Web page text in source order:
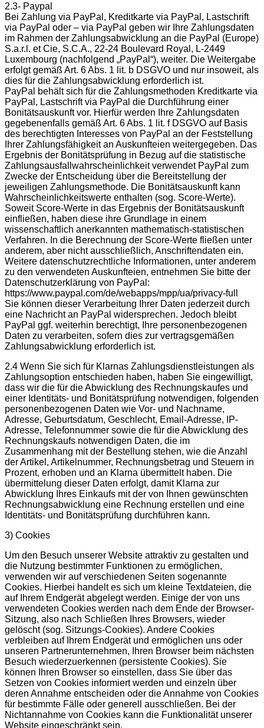
2.3- Paypal
Bei Zahlung via PayPal, Kreditkarte via PayPal, Lastschrift
via PayPal oder – via PayPal geben wir Ihre Zahlungsdaten
im Rahmen der Zahlungsabwicklung an die PayPal (Europe)
S.a.r.l. et Cie, S.C.A., 22-24 Boulevard Royal, L-2449
Luxembourg (nachfolgend „PayPal“), weiter. Die Weitergabe
erfolgt gemäß Art. 6 Abs. 1 lit. b DSGVO und nur insoweit, als
dies für die Zahlungsabwicklung erforderlich ist.
PayPal behält sich für die Zahlungsmethoden Kreditkarte via
PayPal, Lastschrift via PayPal die Durchführung einer
Bonitätsauskunft vor. Hierfür werden Ihre Zahlungsdaten
gegebenenfalls gemäß Art. 6 Abs. 1 lit. f DSGVO auf Basis
des berechtigten Interesses von PayPal an der Feststellung
Ihrer Zahlungsfähigkeit an Auskunfteien weitergegeben. Das
Ergebnis der Bonitätsprüfung in Bezug auf die statistische
Zahlungsausfallwahrscheinlichkeit verwendet PayPal zum
Zwecke der Entscheidung über die Bereitstellung der
jeweiligen Zahlungsmethode. Die Bonitätsauskunft kann
Wahrscheinlichkeitswerte enthalten (sog. Score-Werte).
Soweit Score-Werte in das Ergebnis der Bonitätsauskunft
einfließen, haben diese ihre Grundlage in einem
wissenschaftlich anerkannten mathematisch-statistischen
Verfahren. In die Berechnung der Score-Werte fließen unter
anderem, aber nicht ausschließlich, Anschriftendaten ein.
Weitere datenschutzrechtliche Informationen, unter anderem
zu den verwendeten Auskunfteien, entnehmen Sie bitte der
Datenschutzerklärung von PayPal:
https://www.paypal.com/de/webapps/mpp/ua/privacy-full
Sie können dieser Verarbeitung Ihrer Daten jederzeit durch
eine Nachricht an PayPal widersprechen. Jedoch bleibt
PayPal ggf. weiterhin berechtigt, Ihre personenbezogenen
Daten zu verarbeiten, sofern dies zur vertragsgemäßen
Zahlungsabwicklung erforderlich ist.
2.4 Wenn Sie sich für Klarnas Zahlungsdienstleistungen als
Zahlungsoption entschieden haben, haben Sie eingewilligt,
dass wir die für die Abwicklung des Rechnungskaufes und
einer Identitäts- und Bonitätsprüfung notwendigen, folgenden
personenbezogenen Daten wie Vor- und Nachname,
Adresse, Geburtsdatum, Geschlecht, Email-Adresse, IP-
Adresse, Telefonnummer sowie die für die Abwicklung des
Rechnungskaufs notwendigen Daten, die im
Zusammenhang mit der Bestellung stehen, wie die Anzahl
der Artikel, Artikelnummer, Rechnungsbetrag und Steuern in
Prozent, erhoben und an Klarna übermittelt haben. Die
übermittelung dieser Daten erfolgt, damit Klarna zur
Abwicklung Ihres Einkaufs mit der von Ihnen gewünschten
Rechnungsabwicklung eine Rechnung erstellen und eine
Identitäts- und Bonitätsprüfung durchführen kann.
3) Cookies
Um den Besuch unserer Website attraktiv zu gestalten und
die Nutzung bestimmter Funktionen zu ermöglichen,
verwenden wir auf verschiedenen Seiten sogenannte
Cookies. Hierbei handelt es sich um kleine Textdateien, die
auf Ihrem Endgerät abgelegt werden. Einige der von uns
verwendeten Cookies werden nach dem Ende der Browser-
Sitzung, also nach Schließen Ihres Browsers, wieder
gelöscht (sog. Sitzungs-Cookies). Andere Cookies
verbleiben auf Ihrem Endgerät und ermöglichen uns oder
unseren Partnerunternehmen, Ihren Browser beim nächsten
Besuch wiederzuerkennen (persistente Cookies). Sie
können Ihren Browser so einstellen, dass Sie über das
Setzen von Cookies informiert werden und einzeln über
deren Annahme entscheiden oder die Annahme von Cookies
für bestimmte Fälle oder generell ausschließen. Bei der
Nichtannahme von Cookies kann die Funktionalität unserer
Website eingeschränkt sein.